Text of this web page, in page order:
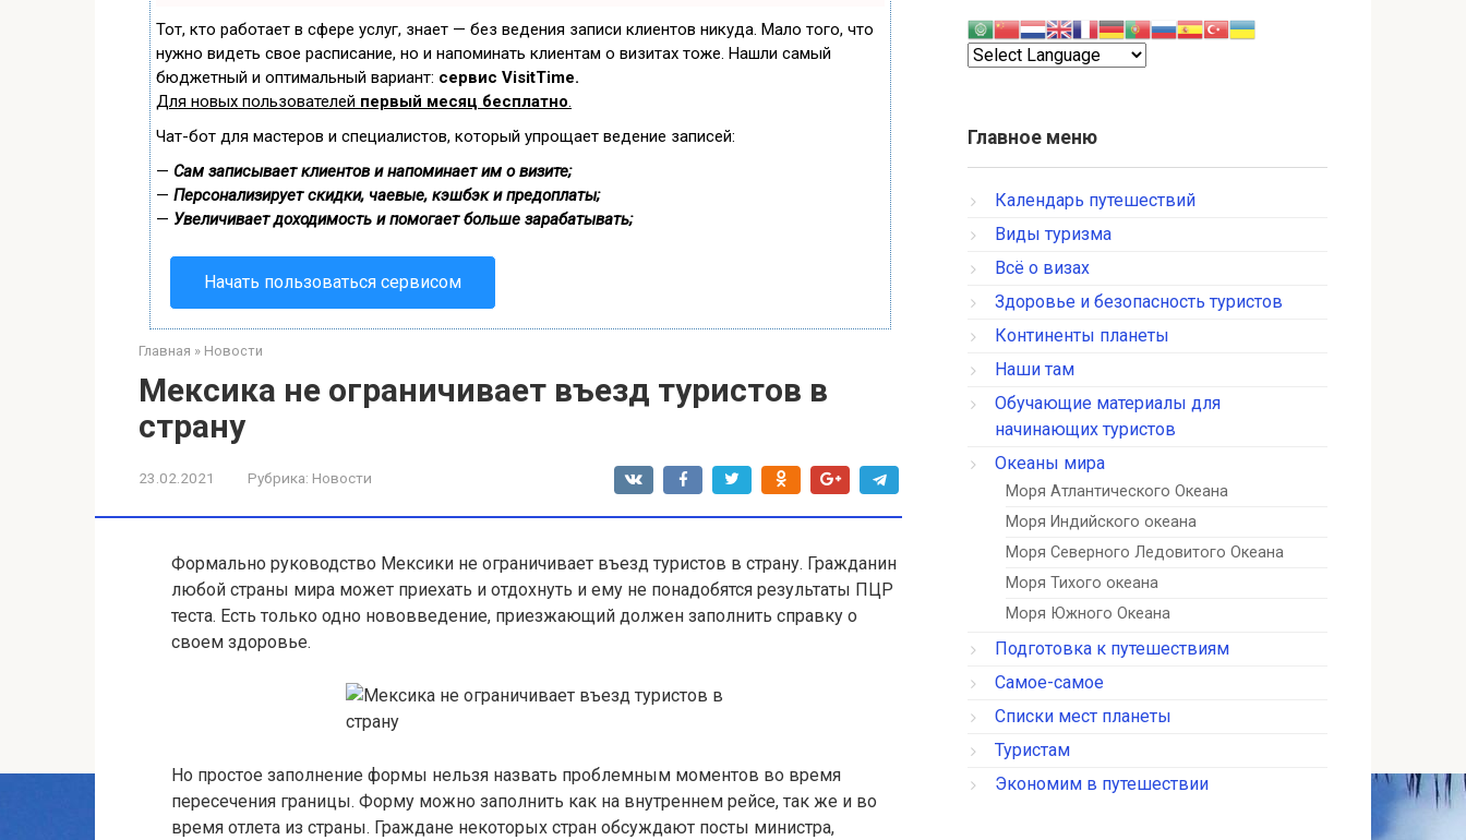
Тот, кто работает в сфере услуг, знает — без ведения записи клиентов никуда. Мало того, что
нужно видеть свое расписание, но и напоминать клиентам о визитах тоже. Нашли самый
бюджетный и оптимальный вариант: сервис VisitTime.
Для новых пользователей первый месяц бесплатно.
Чат-бот для мастеров и специалистов, который упрощает ведение записей:
— Сам записывает клиентов и напоминает им о визите;
— Персонализирует скидки, чаевые, кэшбэк и предоплаты;
— Увеличивает доходимость и помогает больше зарабатывать;
Начать пользоваться сервисом
Главная » Новости
Мексика не ограничивает въезд туристов в
страну
23.02.2021 Рубрика: Новости
Формально руководство Мексики не ограничивает въезд туристов в страну. Гражданин
любой страны мира может приехать и отдохнуть и ему не понадобятся результаты ПЦР
теста. Есть только одно нововведение, приезжающий должен заполнить справку о
своем здоровье.
Но простое заполнение формы нельзя назвать проблемным моментов во время
пересечения границы. Форму можно заполнить как на внутреннем рейсе, так же и во
время отлета из страны. Граждане некоторых стран обсуждают посты министра,
Главное меню
Календарь путешествий
Виды туризма
Всё о визах
Здоровье и безопасность туристов
Континенты планеты
Наши там
Обучающие материалы для
начинающих туристов
Океаны мира
Моря Атлантического Океана
Моря Индийского океана
Моря Северного Ледовитого Океана
Моря Тихого океана
Моря Южного Океана
Подготовка к путешествиям
Самое-самое
Списки мест планеты
Туристам
Экономим в путешествии